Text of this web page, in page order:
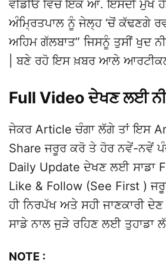
ਵੀਡੀਓ ਵਿੱਚੋ ਇਕ ਆ. ਇਸਦੀ ਮੁੱਖ
ਅੰਮ੍ਰਿਤਪਾਲ ਨੂੰ ਜੇਲ੍ਹ ‘ਚੋਂ ਕੱਢਣਗੇ
ਅਹਿਮ ਗੱਲਬਾਤ” ਜਿਸਨੂੰ ਤੁਸੀਂ ਖੁਦ
| ਬਣੇ ਰਹੋ ਇਸ ਖ਼ਬਰ ਆਲੇ
Full Video ਦੇਖਣ ਲਈ
ਜੇਕਰ Article ਚੰਗਾ ਲੱਗੇ ਤਾਂ ਇਸ
Share ਜਰੂਰ ਕਰੋ ਤੇ ਹੋਰ ਨਵੇਂ-ਨਵੇਂ
Daily Update ਦੇਖਣ ਲਈ ਸਾਡਾ
Like & Follow (See First )
ਹੀ ਨਿਰਪੱਖ ਅਤੇ ਸਹੀ ਜਾਣਕਾਰੀ
ਸਾਡੇ ਨਾਲ ਜੁੜੇ ਰਹਿਣ ਲਈ ਤੁਹਾਡਾ
NOTE :